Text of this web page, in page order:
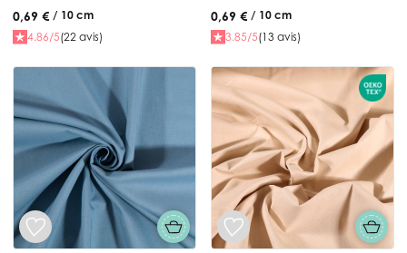
0,69 € / 10 cm
4.86/5(22 avis)
0,69 € / 10 cm
3.85/5(13 avis)